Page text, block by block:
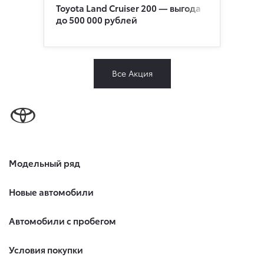
Toyota Land Cruiser 200 — выгода
до 500 000 рублей
Все Акция
Модельный ряд
Новые автомобили
Автомобили с пробегом
Условия покупки